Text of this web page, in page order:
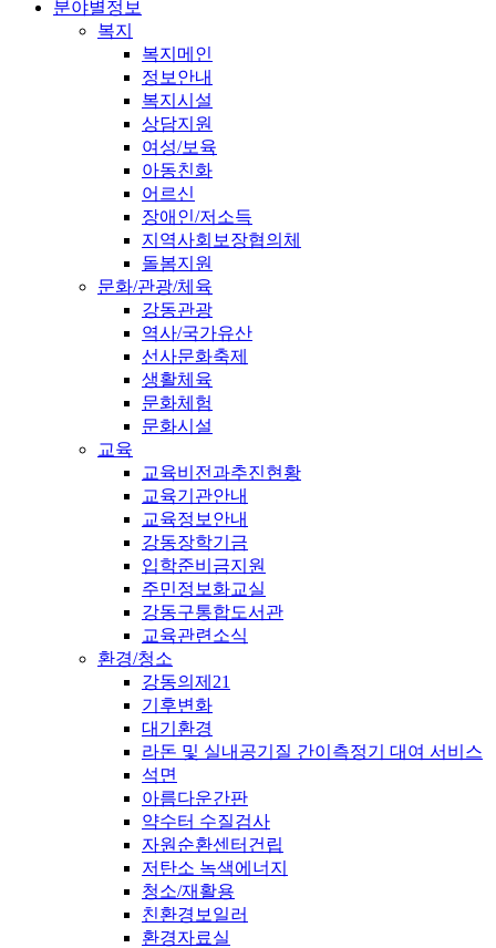
분야별정보
복지
복지메인
정보안내
복지시설
상담지원
여성/보육
아동친화
어르신
장애인/저소득
지역사회보장협의체
돌봄지원
문화/관광/체육
강동관광
역사/국가유산
선사문화축제
생활체육
문화체험
문화시설
교육
교육비전과추진현황
교육기관안내
교육정보안내
강동장학기금
입학준비금지원
주민정보화교실
강동구통합도서관
교육관련소식
환경/청소
강동의제21
기후변화
대기환경
라돈 및 실내공기질 간이측정기 대여 서비스
석면
아름다운간판
약수터 수질검사
자원순환센터건립
저탄소 녹색에너지
청소/재활용
친환경보일러
환경자료실